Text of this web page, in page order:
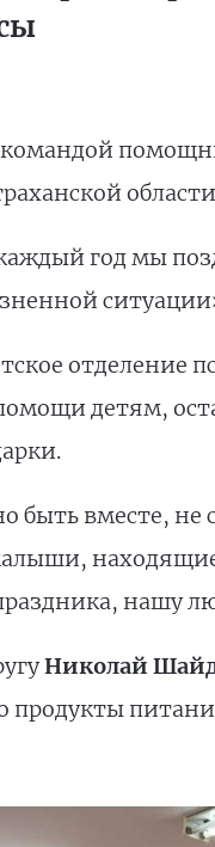
год мы
отделение
детям,
вместе, не
нашу
Николай